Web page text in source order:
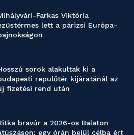
Farkas Viktória
lett a párizsi Európa-
sorok alakultak ki a
repülőtér kijáratánál az
fizetési rend után
bravúr a 2026-os Balaton
egy órán belül célba ért